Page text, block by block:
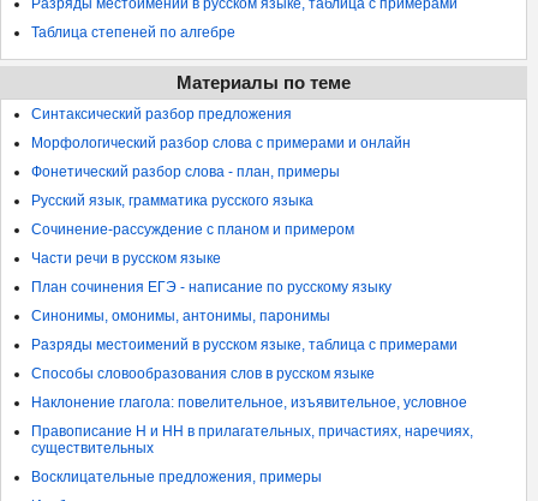
Разряды местоимений в русском языке, таблица с примерами
Таблица степеней по алгебре
Материалы по теме
Синтаксический разбор предложения
Морфологический разбор слова с примерами и онлайн
Фонетический разбор слова - план, примеры
Русский язык, грамматика русского языка
Сочинение-рассуждение с планом и примером
Части речи в русском языке
План сочинения ЕГЭ - написание по русскому языку
Синонимы, омонимы, антонимы, паронимы
Разряды местоимений в русском языке, таблица с примерами
Способы словообразования слов в русском языке
Наклонение глагола: повелительное, изъявительное, условное
Правописание Н и НН в прилагательных, причастиях, наречиях,
существительных
Восклицательные предложения, примеры